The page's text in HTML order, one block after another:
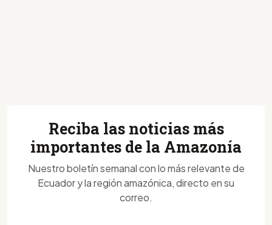
Reciba las noticias más
importantes de la Amazonía
Nuestro boletín semanal con lo más relevante de
Ecuador y la región amazónica, directo en su
correo.